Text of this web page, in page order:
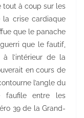
tout à coup sur les
la crise cardiaque
que le panache
que le fautif,
l’intérieur de la
en cours de
l’angle du
faufile entre les
39 de la Grand-